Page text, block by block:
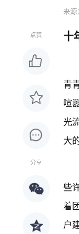
来
点赞
分享
十
青
喧
光
大
些
着
户